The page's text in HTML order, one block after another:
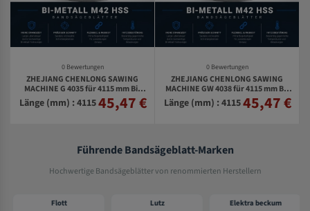
0 Bewertungen
ZHEJIANG CHENLONG SAWING
MACHINE G 4035 für 4115 mm Bi-
Metall Bandsägeblätter
Länge (mm) : 411545,47 €
0 Bewertungen
ZHEJIANG CHENLONG SAWING
MACHINE GW 4038 für 4115 mm Bi-
Metall Bandsägeblätter
Länge (mm) : 411545,47 €
Führende Bandsägeblatt-Marken
Hochwertige Bandsägeblätter von renommierten Herstellern
Flott Lutz Elektra beckum